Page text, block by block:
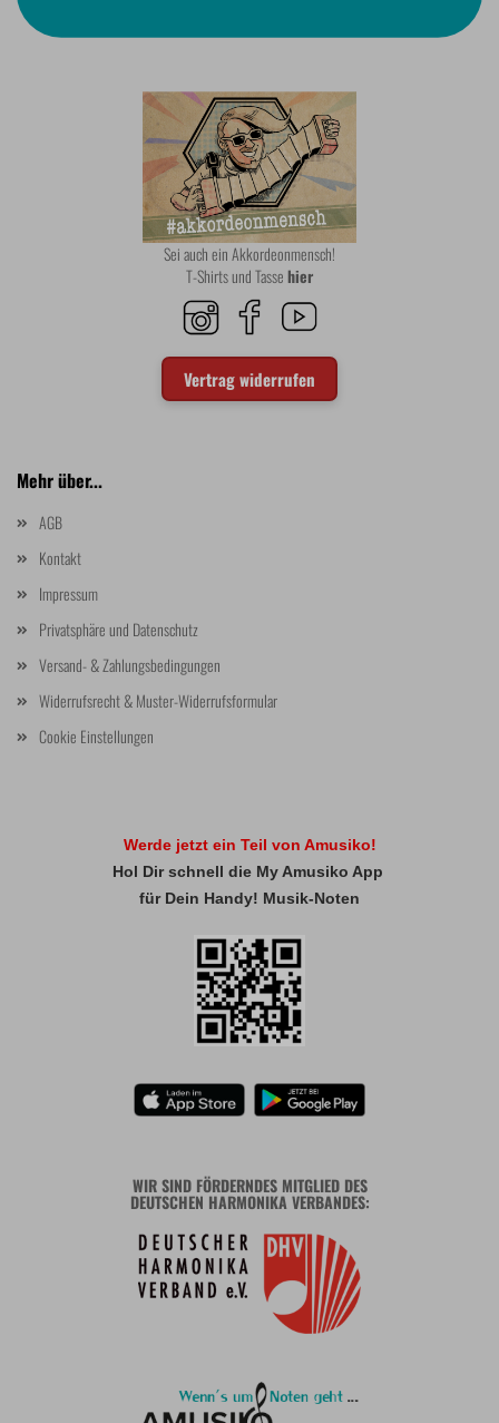
Sei auch ein Akkordeonmensch!
T-Shirts und Tassehier
Vertrag widerrufen
Mehr über...
AGB
Kontakt
Impressum
Privatsphäre und Datenschutz
Versand- & Zahlungsbedingungen
Widerrufsrecht & Muster-Widerrufsformular
Cookie Einstellungen
Werde jetzt ein Teil von Amusiko!
Hol Dir schnell die My Amusiko App
für Dein Handy! Musik-Noten
WIR SIND FÖRDERNDES MITGLIED DES
DEUTSCHEN HARMONIKA VERBANDES: